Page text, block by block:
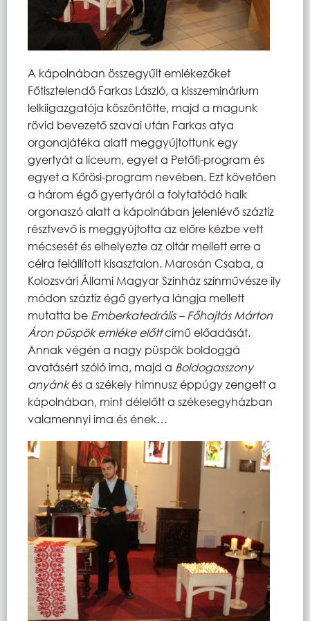
A kápolnában összegyűlt emlékezőket
Főtisztelendő Farkas László, a kisszeminárium
lelkiigazgatója köszöntötte, majd a magunk
rövid bevezető szavai után Farkas atya
orgonajátéka alatt meggyújtottunk egy
gyertyát a líceum, egyet a Petőfi-program és
egyet a Kőrösi-program nevében. Ezt követően
a három égő gyertyáról a folytatódó halk
orgonaszó alatt a kápolnában jelenlévő száztíz
résztvevő is meggyújtotta az előre kézbe vett
mécsesét és elhelyezte az oltár mellett erre a
célra felállított kisasztalon. Marosán Csaba, a
Kolozsvári Állami Magyar Színház színművésze ily
módon száztíz égő gyertya lángja mellett
mutatta be Emberkatedrális – Főhajtás Márton
Áron püspök emléke előttcímű előadását.
Annak végén a nagy püspök boldoggá
avatásért szóló ima, majd a Boldogasszony
anyánkés a székely himnusz éppúgy zengett a
kápolnában, mint délelőtt a székesegyházban
valamennyi ima és ének…